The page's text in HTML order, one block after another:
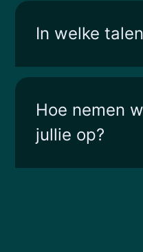
In welke
Hoe nemen
jullie op?